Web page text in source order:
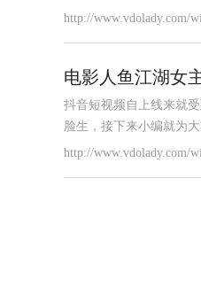
http://www.vdolady.com/
电影人鱼江湖女
抖音短视频自上线来就
脸生，接下来小编就为
http://www.vdolady.com/